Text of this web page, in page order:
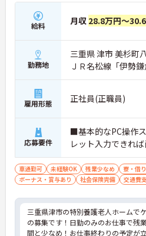
給料 月収 28.8万円～
勤務地
三重県 津市 美杉町
ＪＲ名松線「伊勢
雇用形態 正社員(正職員)
応募要件
■基本的なPC操作
レット入力できれ
車通勤可 未経験OK 残業少なめ 寮・借
ボーナス・賞与あり
社会保険完備 交通費
三重県津市の特別養護老人ホームで
の募集です！日勤のみのお仕事で残
間と少なめ！お仕事終わりの予定が